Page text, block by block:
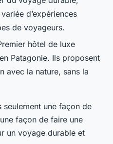
d’expériences
de voyageurs.
hôtel de luxe
Patagonie. Ils proposent
avec la nature, sans la
seulement une façon de
façon de faire une
un voyage durable et